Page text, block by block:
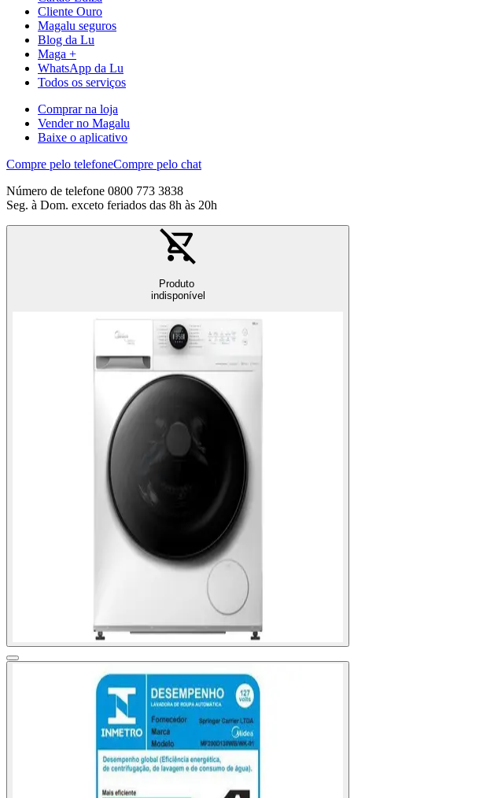
Cliente Ouro
Magalu seguros
Blog da Lu
Maga +
WhatsApp da Lu
Todos os serviços
Comprar na loja
Vender no Magalu
Baixe o aplicativo
Compre pelo telefoneCompre pelo chat
Número de telefone 0800 773 3838
Seg. à Dom. exceto feriados das 8h às 20h
Produto
indisponível